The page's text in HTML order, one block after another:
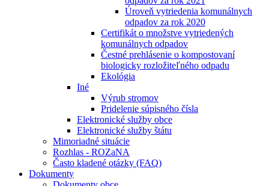
Úroveň vytriedenia komunálnych
odpadov za rok 2020
Certifikát o množstve vytriedených
komunálnych odpadov
Čestné prehlásenie o kompostovaní
biologicky rozložiteľného odpadu
Ekológia
Iné
Výrub stromov
Pridelenie súpisného čísla
Elektronické služby obce
Elektronické služby štátu
Mimoriadné situácie
Rozhlas - ROZaNA
Často kladené otázky (FAQ)
Dokumenty